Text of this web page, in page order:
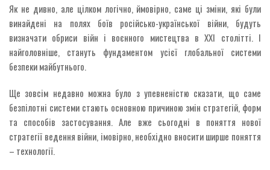
Як не дивно, але цілком логічно, ймовірно, саме ці зміни, які були
винайдені на полях боїв російсько-української війни, будуть
визначати обриси війн і воєнного мистецтва в ХХІ столітті. І
найголовніше, стануть фундаментом усієї глобальної системи
безпеки майбутнього.
Ще зовсім недавно можна було з упевненістю сказати, що саме
безпілотні системи стають основною причиною змін стратегій, форм
та способів застосування. Але вже сьогодні в поняття нової
стратегії ведення війни, імовірно, необхідно вносити ширше поняття
– технології.